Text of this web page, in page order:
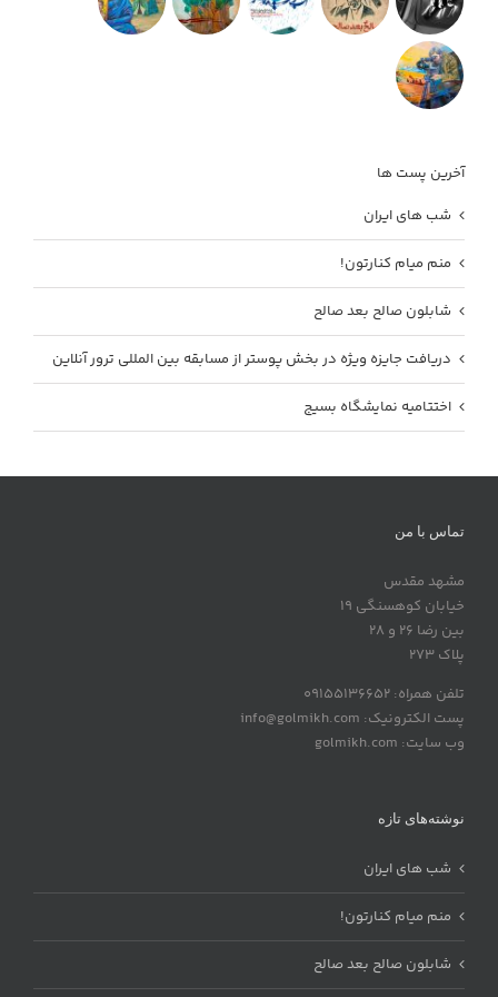
آخرین پست ها
شب های ایران
منم میام کنارتون!
شابلون صالح بعد صالح
دریافت جایزه ویژه در بخش پوستر از مسابقه بین المللی ترور آنلاین
اختتامیه نمایشگاه بسیج
تماس با من
مشهد مقدس
خیابان کوهسنگی 19
بین رضا 26 و 28
پلاک 273
تلفن همراه: 09155136652
پست الکترونیک: info@golmikh.com
وب سایت: golmikh.com
نوشته‌های تازه
شب های ایران
منم میام کنارتون!
شابلون صالح بعد صالح